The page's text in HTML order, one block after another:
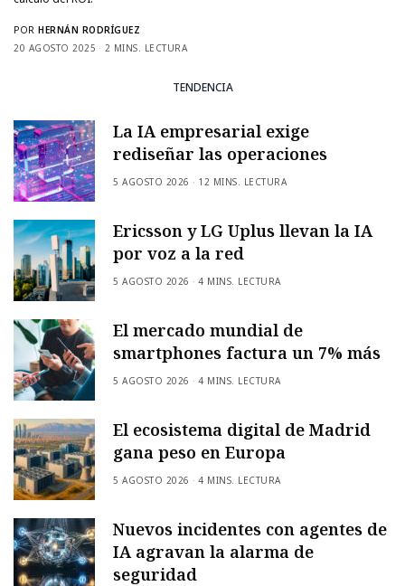
POR HERNÁN RODRÍGUEZ
20 AGOSTO 2025
2 MINS. LECTURA
TENDENCIA
La IA empresarial exige
rediseñar las operaciones
5 AGOSTO 2026 12 MINS. LECTURA
Ericsson y LG Uplus llevan la IA
por voz a la red
5 AGOSTO 2026 4 MINS. LECTURA
El mercado mundial de
smartphones factura un 7% más
5 AGOSTO 2026 4 MINS. LECTURA
El ecosistema digital de Madrid
gana peso en Europa
5 AGOSTO 2026 4 MINS. LECTURA
Nuevos incidentes con agentes de
IA agravan la alarma de
seguridad